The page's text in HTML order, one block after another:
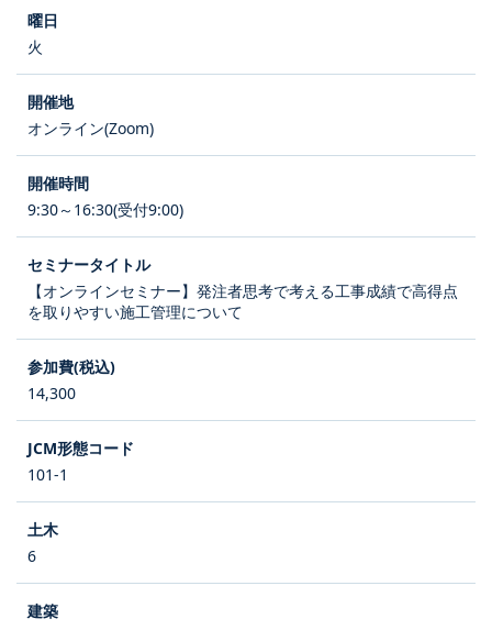
火
オンライン(Zoom)
9:30～16:30(受付9:00)
【オンラインセミナー】発注者思考で考える工事成績で高得点
を取りやすい施工管理について
14,300
101-1
6